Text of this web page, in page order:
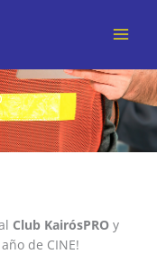
Club KairósPRO y
de CINE!